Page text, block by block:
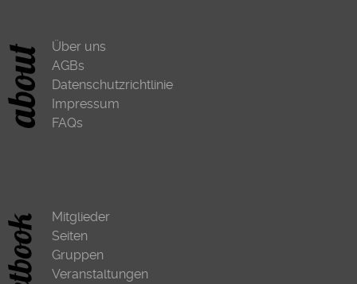
Über uns
AGBs
Datenschutzrichtlinie
Impressum
FAQs
Mitglieder
Seiten
Gruppen
Veranstaltungen